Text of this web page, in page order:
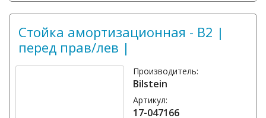
Стойка амортизационная - B2 |
перед прав/лев |
Производитель:
Bilstein
Артикул:
17-047166